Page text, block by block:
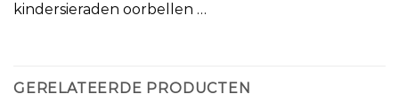
kindersieraden oorbellen …
GERELATEERDE PRODUCTEN